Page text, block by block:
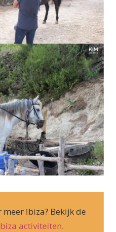
Ibiza? Bekijk de
activiteiten.